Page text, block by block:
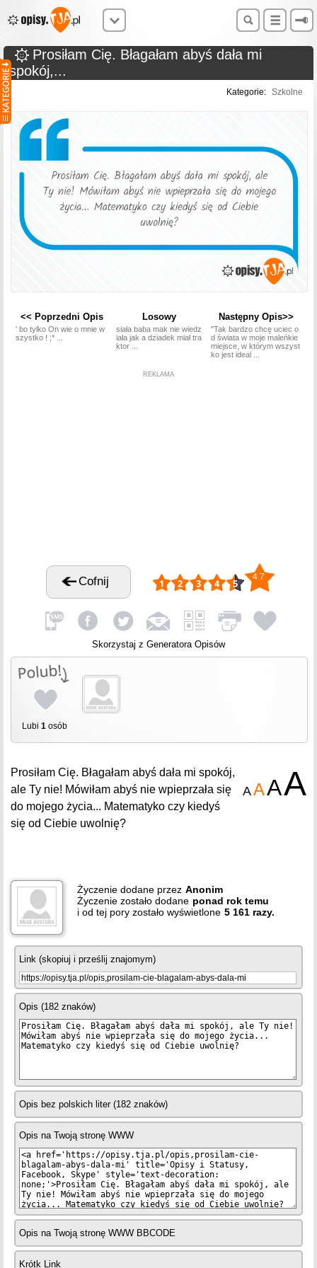
Prosiłam Cię. Błagałam abyś dała mi
spokój,...
Kategorie: Szkolne
<< Poprzedni Opis
' bo tylko On wie o mnie w
szystko ! ;* ...
Losowy
siała baba mak nie wiedz
iała jak a dziadek miał tra
ktor ...
Następny Opis>>
"Tak bardzo chcę uciec o
d świata w moje maleńkie
miejsce, w którym wszyst
ko jest ideal ...
REKLAMA
Cofnij 4.7
Skorzystaj z Generatora Opisów
Lubi 1 osób
AAAA
Prosiłam Cię. Błagałam abyś dała mi spokój,
ale Ty nie! Mówiłam abyś nie wpieprzała się
do mojego życia... Matematyko czy kiedyś
się od Ciebie uwolnię?
Życzenie dodane przez Anonim
Życzenie zostało dodane ponad rok temu
i od tej pory zostało wyświetlone 5 161 razy.
Link (skopiuj i prześlij znajomym)
Opis (182 znaków)
Opis bez polskich liter (182 znaków)
Opis na Twoją stronę WWW
Opis na Twoją stronę WWW BBCODE
Krótk Link